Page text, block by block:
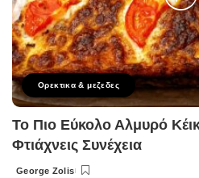
Ορεκτικα & μεζεδες
Το Πιο Εύκολο Αλμυρό
Φτιάχνεις Συνέχεια
George Zolis